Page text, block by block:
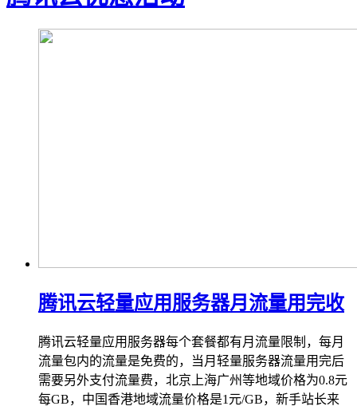
腾讯云轻量应用服务器月流量用完收
腾讯云轻量应用服务器每个套餐都有月流量限制，每月
流量包内的流量是免费的，当月轻量服务器流量用完后
需要另外支付流量费，北京上海广州等地域价格为0.8元
每GB，中国香港地域流量价格是1元/GB，新手站长来